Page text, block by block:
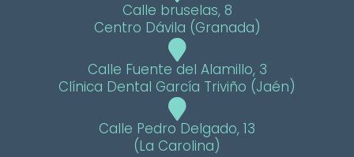
Calle bruselas, 8
Centro Dávila (Granada)
Calle Fuente del Alamillo, 3
Clínica Dental García Triviño (Jaén)
Calle Pedro Delgado, 13
(La Carolina)